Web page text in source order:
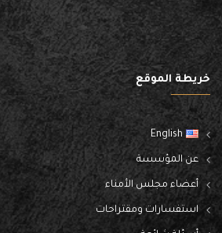
خريطة الموقع
English
عن المؤسسة
أعضاء مجلس الأمناء
استفسارات ومقتراحات